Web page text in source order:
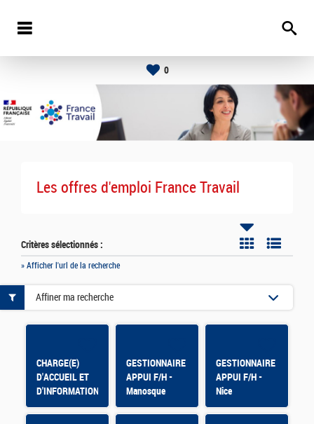
0
Les offres d'emploi France Travail
Critères sélectionnés :
» Afficher l'url de la recherche
CHARGE(E)
D'ACCUEIL ET
D'INFORMATION
GESTIONNAIRE
APPUI F/H -
Manosque
GESTIONNAIRE
APPUI F/H -
Nice
Affiner ma recherche